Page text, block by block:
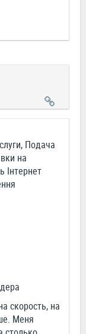
Подача
на
Інтернет
скорость, на
Меня